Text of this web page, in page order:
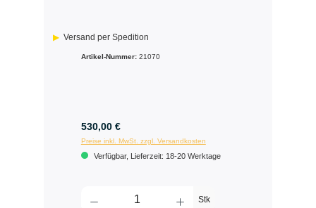
Versand per Spedition
Artikel-Nummer: 21070
530,00 €
Preise inkl. MwSt. zzgl. Versandkosten
Verfügbar, Lieferzeit: 18-20 Werktage
Stk